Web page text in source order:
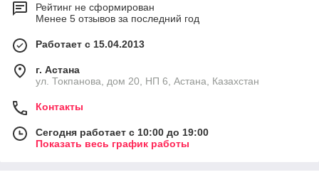
Рейтинг не сформирован
Менее 5 отзывов за последний год
Работает с 15.04.2013
г. Астана
ул. Токпанова, дом 20, НП 6, Астана, Казахстан
Контакты
Сегодня работает с 10:00 до 19:00
Показать весь график работы